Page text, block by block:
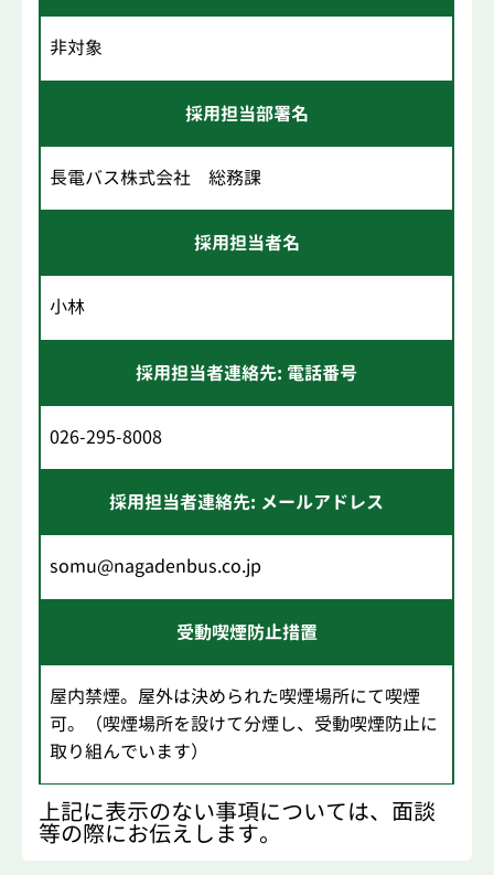
非対象
採用担当部署名
長電バス株式会社 総務課
採用担当者名
小林
採用担当者連絡先: 電話番号
026-295-8008
採用担当者連絡先: メールアドレス
somu@nagadenbus.co.jp
受動喫煙防止措置
屋内禁煙。屋外は決められた喫煙場所にて喫煙
可。（喫煙場所を設けて分煙し、受動喫煙防止に
取り組んでいます）
上記に表示のない事項については、面談
等の際にお伝えします。